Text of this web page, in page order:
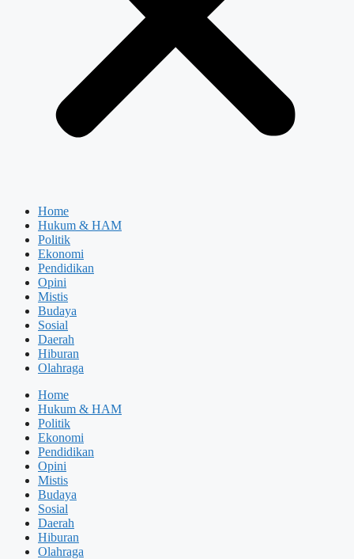
Home
Hukum & HAM
Politik
Ekonomi
Pendidikan
Opini
Mistis
Budaya
Sosial
Daerah
Hiburan
Olahraga
Home
Hukum & HAM
Politik
Ekonomi
Pendidikan
Opini
Mistis
Budaya
Sosial
Daerah
Hiburan
Olahraga